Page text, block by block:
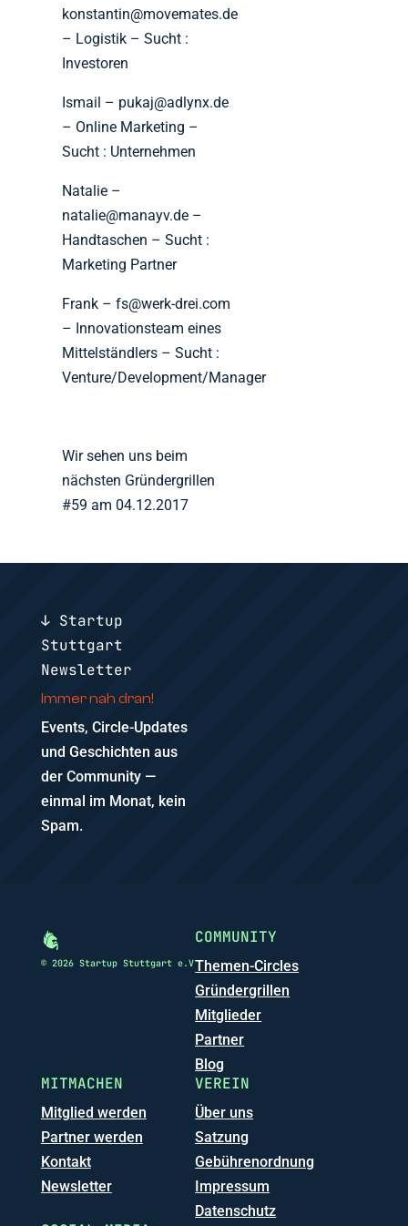
konstantin@movemates.de
– Logistik – Sucht :
Investoren
Ismail – pukaj@adlynx.de
– Online Marketing –
Sucht : Unternehmen
Natalie –
natalie@manayv.de –
Handtaschen – Sucht :
Marketing Partner
Frank – fs@werk-drei.com
– Innovationsteam eines
Mittelständlers – Sucht :
Venture/Development/Manager
Wir sehen uns beim
nächsten Gründergrillen
#59 am 04.12.2017
↓ Startup
Stuttgart
Newsletter
Immer nah dran!
Events, Circle-Updates
und Geschichten aus
der Community —
einmal im Monat, kein
Spam.
© 2026 Startup Stuttgart e.V
COMMUNITY
Themen-Circles
Gründergrillen
Mitglieder
Partner
Blog
MITMACHEN
Mitglied werden
Partner werden
Kontakt
Newsletter
VEREIN
Über uns
Satzung
Gebührenordnung
Impressum
Datenschutz